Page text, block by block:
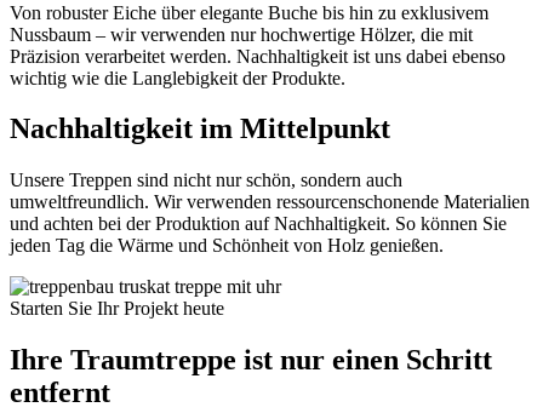
Von robuster Eiche über elegante Buche bis hin zu exklusivem
Nussbaum – wir verwenden nur hochwertige Hölzer, die mit
Präzision verarbeitet werden. Nachhaltigkeit ist uns dabei ebenso
wichtig wie die Langlebigkeit der Produkte.
Nachhaltigkeit im Mittelpunkt
Unsere Treppen sind nicht nur schön, sondern auch
umweltfreundlich. Wir verwenden ressourcenschonende Materialien
und achten bei der Produktion auf Nachhaltigkeit. So können Sie
jeden Tag die Wärme und Schönheit von Holz genießen.
Starten Sie Ihr Projekt heute
Ihre Traumtreppe ist nur einen Schritt
entfernt